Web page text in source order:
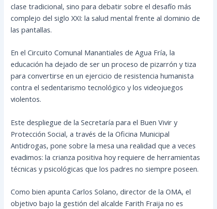
clase tradicional, sino para debatir sobre el desafío más
complejo del siglo XXI: la salud mental frente al dominio de
las pantallas.
En el Circuito Comunal Manantiales de Agua Fría, la
educación ha dejado de ser un proceso de pizarrón y tiza
para convertirse en un ejercicio de resistencia humanista
contra el sedentarismo tecnológico y los videojuegos
violentos.
Este despliegue de la Secretaría para el Buen Vivir y
Protección Social, a través de la Oficina Municipal
Antidrogas, pone sobre la mesa una realidad que a veces
evadimos: la crianza positiva hoy requiere de herramientas
técnicas y psicológicas que los padres no siempre poseen.
Como bien apunta Carlos Solano, director de la OMA, el
objetivo bajo la gestión del alcalde Farith Fraija no es